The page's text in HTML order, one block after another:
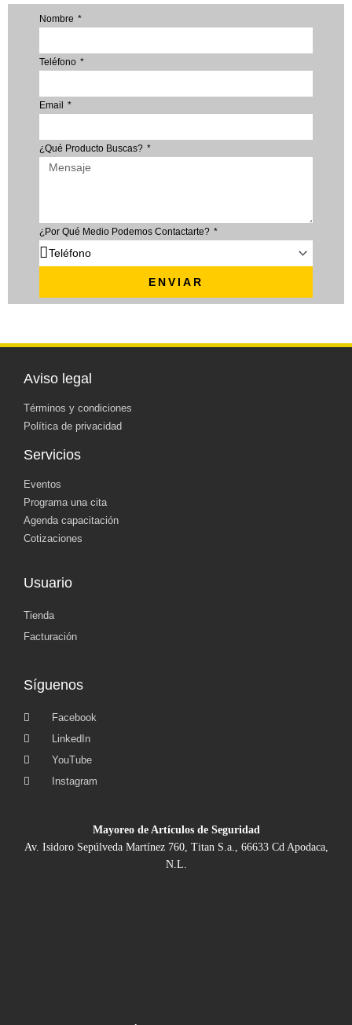
Nombre
Teléfono
Email
¿Qué Producto Buscas?
¿Por Qué Medio Podemos Contactarte?
ENVIAR
Aviso legal
Términos y condiciones
Política de privacidad
Servicios
Eventos
Programa una cita
Agenda capacitación
Cotizaciones
Usuario
Tienda
Facturación
Síguenos
Facebook
LinkedIn
YouTube
Instagram
Mayoreo de Artículos de Seguridad
Av. Isidoro Sepúlveda Martínez 760, Titan S.a., 66633 Cd Apodaca,
N.L.